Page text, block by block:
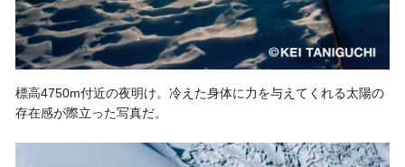
標高4750m付近の夜明け。冷えた身体に力を与えてくれる太陽の
存在感が際立った写真だ。